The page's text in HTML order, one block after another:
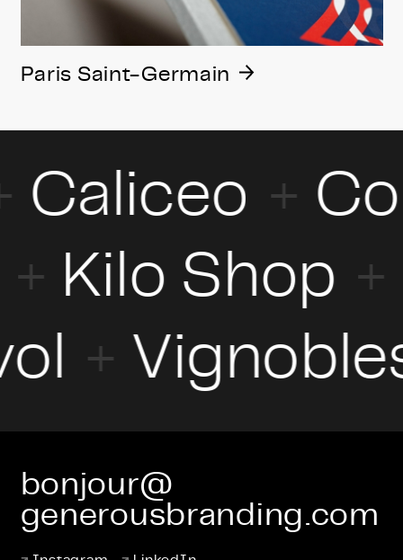
Paris Saint-Germain
Vignobles
bonjour@
generousbranding.com
Crédits
Fermer